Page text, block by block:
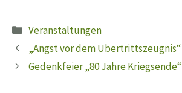
Kategorien
Veranstaltungen
„Angst vor dem Übertrittszeugnis“
Gedenkfeier „80 Jahre Kriegsende“